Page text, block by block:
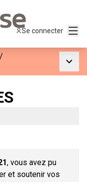
Se connecter
/
, vous avez pu
et soutenir vos